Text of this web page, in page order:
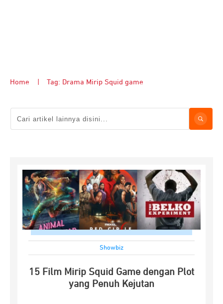
Home Tag: Drama Mirip Squid game
Showbiz
15 Film Mirip Squid Game dengan Plot
yang Penuh Kejutan